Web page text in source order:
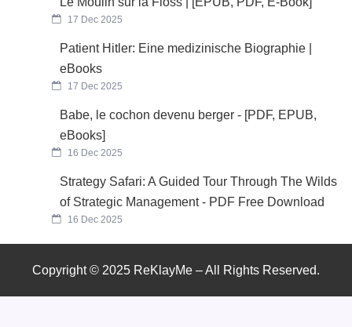
17 Dec 2025
Patient Hitler: Eine medizinische Biographie |
eBooks
17 Dec 2025
Babe, le cochon devenu berger - [PDF, EPUB,
eBooks]
16 Dec 2025
Strategy Safari: A Guided Tour Through The Wilds
of Strategic Management - PDF Free Download
16 Dec 2025
Copyright © 2025 ReKlayMe – All Rights Reserved.